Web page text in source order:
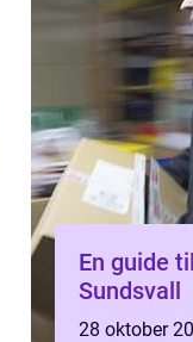
En guide
Sundsvall
28 oktober